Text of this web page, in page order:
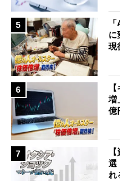
5
に
現
6
増
億
7
選
れ